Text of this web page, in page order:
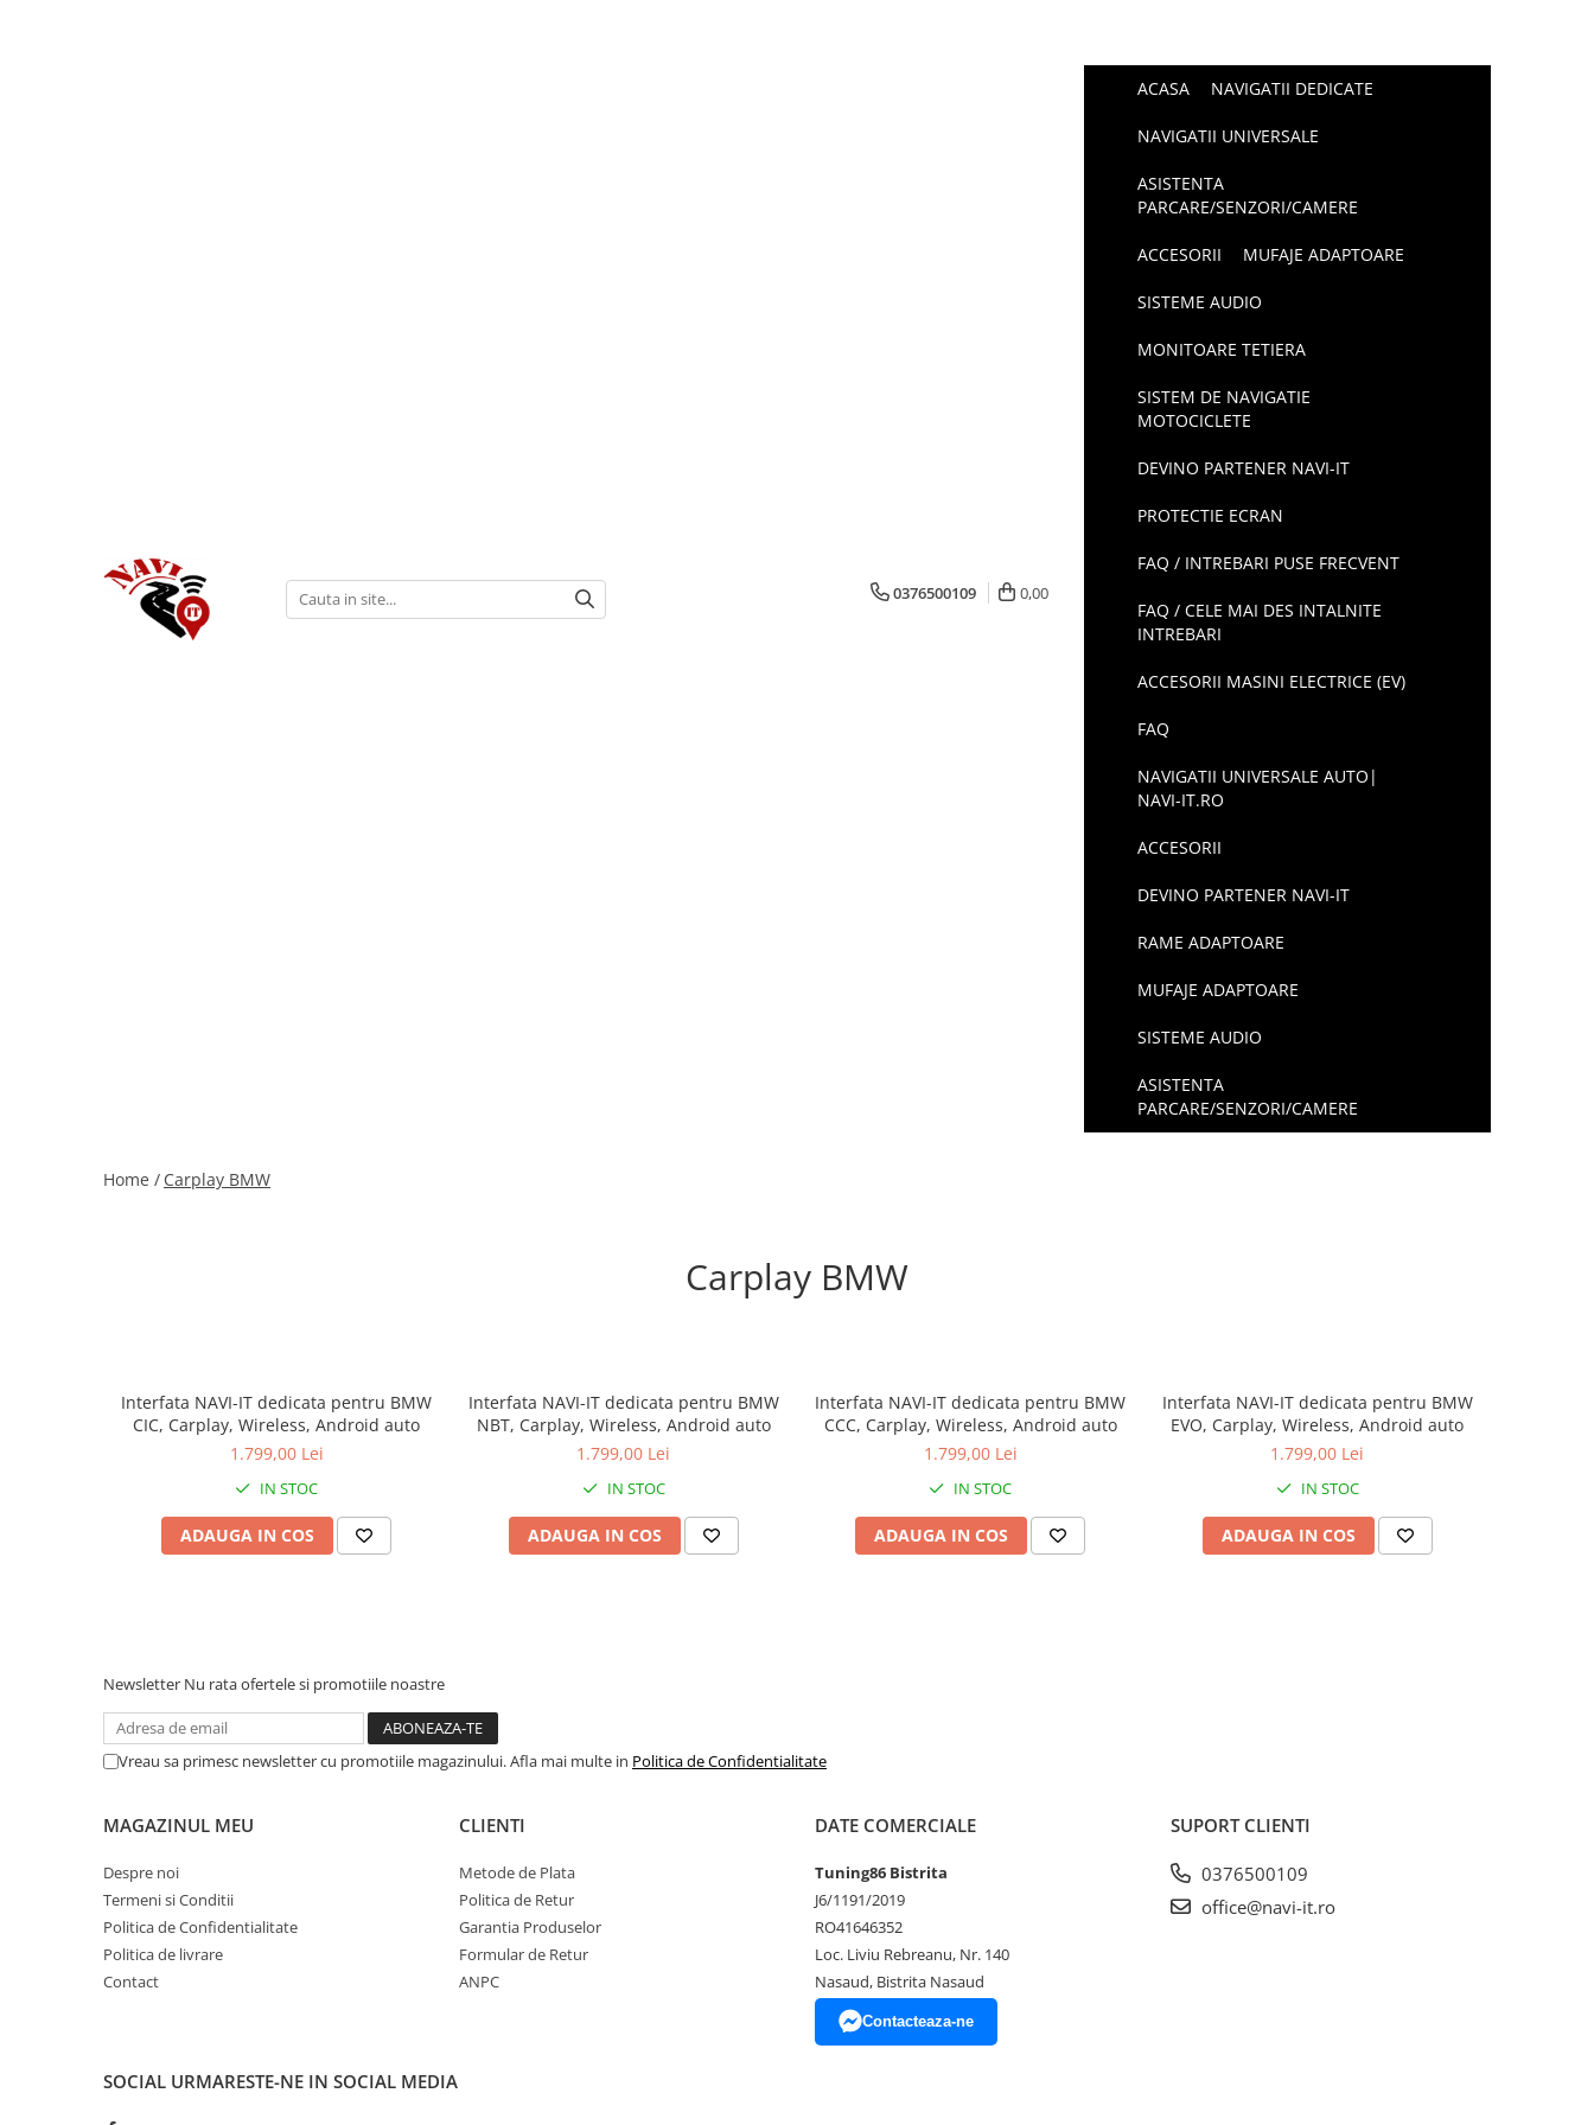
0376500109 0,00
ACASA NAVIGATII DEDICATE
NAVIGATII UNIVERSALE
ASISTENTA
PARCARE/SENZORI/CAMERE
ACCESORII MUFAJE ADAPTOARE
SISTEME AUDIO
MONITOARE TETIERA
SISTEM DE NAVIGATIE
MOTOCICLETE
DEVINO PARTENER NAVI-IT
PROTECTIE ECRAN
FAQ / INTREBARI PUSE FRECVENT
FAQ / CELE MAI DES INTALNITE
INTREBARI
ACCESORII MASINI ELECTRICE (EV)
FAQ
NAVIGATII UNIVERSALE AUTO|
NAVI-IT.RO
ACCESORII
DEVINO PARTENER NAVI-IT
RAME ADAPTOARE
MUFAJE ADAPTOARE
SISTEME AUDIO
ASISTENTA
PARCARE/SENZORI/CAMERE
Home / Carplay BMW
Carplay BMW
Interfata NAVI-IT dedicata pentru BMW
CIC, Carplay, Wireless, Android auto
1.799,00 Lei
IN STOC
ADAUGA IN COS
Interfata NAVI-IT dedicata pentru BMW
NBT, Carplay, Wireless, Android auto
1.799,00 Lei
IN STOC
ADAUGA IN COS
Interfata NAVI-IT dedicata pentru BMW
CCC, Carplay, Wireless, Android auto
1.799,00 Lei
IN STOC
ADAUGA IN COS
Interfata NAVI-IT dedicata pentru BMW
EVO, Carplay, Wireless, Android auto
1.799,00 Lei
IN STOC
ADAUGA IN COS
Newsletter Nu rata ofertele si promotiile noastre
Vreau sa primesc newsletter cu promotiile magazinului. Afla mai multe in Politica de Confidentialitate
MAGAZINUL MEU
Despre noi
Termeni si Conditii
Politica de Confidentialitate
Politica de livrare
Contact
CLIENTI
Metode de Plata
Politica de Retur
Garantia Produselor
Formular de Retur
ANPC
DATE COMERCIALE
Tuning86 Bistrita
J6/1191/2019
RO41646352
Loc. Liviu Rebreanu, Nr. 140
Nasaud, Bistrita Nasaud
Contacteaza-ne
SUPORT CLIENTI
0376500109
office@navi-it.ro
SOCIAL URMARESTE-NE IN SOCIAL MEDIA